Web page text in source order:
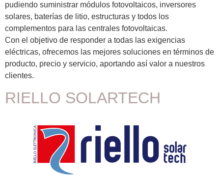
pudiendo suministrar módulos fotovoltaicos, inversores
solares, baterías de litio, estructuras y todos los
complementos para las centrales fotovoltaicas.
Con el objetivo de responder a todas las exigencias
eléctricas, ofrecemos las mejores soluciones en términos de
producto, precio y servicio, aportando así valor a nuestros
clientes.
RIELLO SOLARTECH